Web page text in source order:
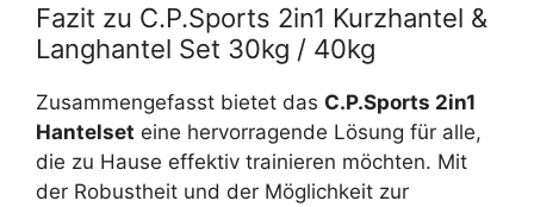
Fazit zu C.P.Sports 2in1 Kurzhantel &
Langhantel Set 30kg / 40kg
Zusammengefasst bietet das C.P.Sports 2in1
Hantelset eine hervorragende Lösung für alle,
die zu Hause effektiv trainieren möchten. Mit
der Robustheit und der Möglichkeit zur